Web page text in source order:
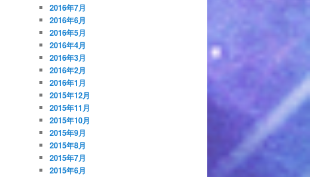
2016年7月
2016年6月
2016年5月
2016年4月
2016年3月
2016年2月
2016年1月
2015年12月
2015年11月
2015年10月
2015年9月
2015年8月
2015年7月
2015年6月